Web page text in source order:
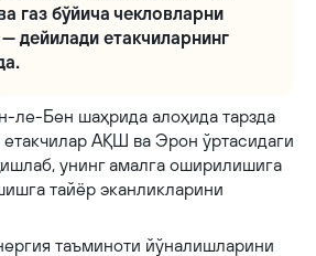
газ бўйича чекловларни
дейилади етакчиларнинг
ле-Бен шаҳрида алоҳида тарзда
АҚШ ва Эрон ўртасидаги
унинг амалга оширилишига
тайёр эканликларини
таъминоти йўналишларини